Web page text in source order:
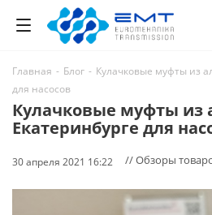
Главная - Блог - Кулачковые муфты из
для насосов
Кулачковые муфты из
Екатеринбурге для
30 апреля 2021 16:22 // Обзоры